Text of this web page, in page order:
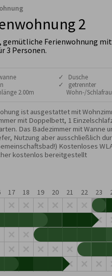
2
gemütliche Ferienwohnung mit
3 Personen.
2.00m
✓ Dusche
✓ getrennter
Wohn-/
ist ausgestattet mit
mit Doppelbett, 1
Das Badezimmer mit Wanne
Nutzung aber ausschließlich
Kostenloses
kostenlos bereitgestellt
17 18 19 20 21 22 23